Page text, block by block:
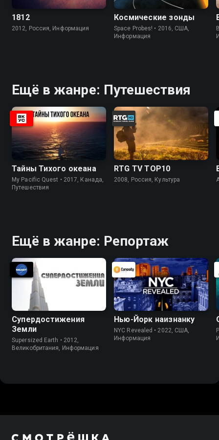
1812
2012, Россия, Информация
Космические зонды
Space Probes! • 2016, США,
Информация
Ещё в жанре: Путешествия
Тайны Тихого океана
My Pacific Quest • 2017, Канада,
Путешествия
RTG TV TOP10
2008, Россия, Культура
Ещё в жанре: Репортаж
Супердостижения
Земли
Supersized Earth • 2012,
Великобритания, Информация
Нью-Йорк наизнанку
NYC Revealed • 2022, США,
Информация